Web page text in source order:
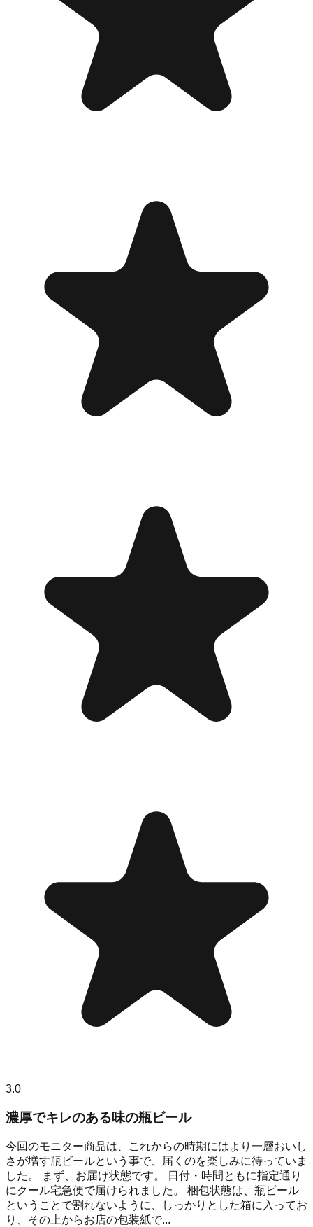
3.0
濃厚でキレのある味の瓶ビール
今回のモニター商品は、これからの時期にはより一層おいし
さが増す瓶ビールという事で、届くのを楽しみに待っていま
した。 まず、お届け状態です。 日付・時間ともに指定通り
にクール宅急便で届けられました。 梱包状態は、瓶ビール
ということで割れないように、しっかりとした箱に入ってお
り、その上からお店の包装紙で...